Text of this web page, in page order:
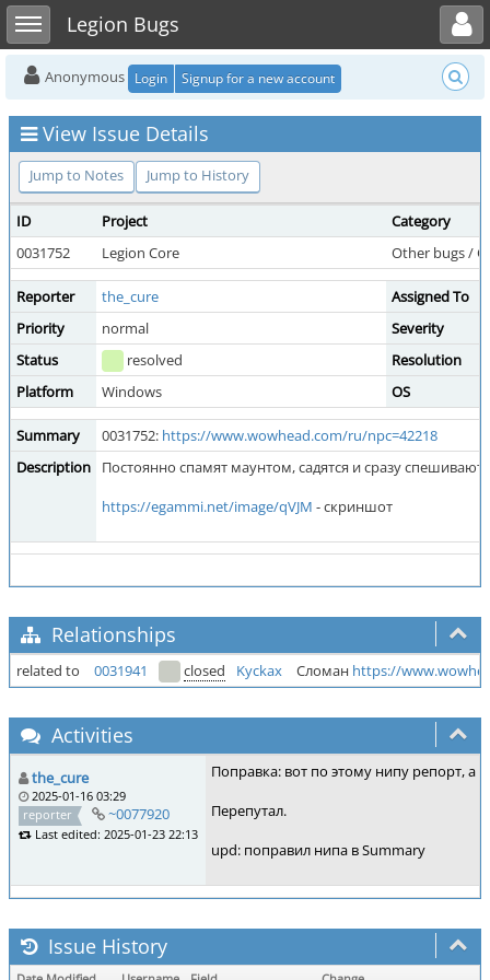
Toggle sidebarLegion Bugs
Toggle user menu
Anonymous Login Signup for a new account
View Issue Details
Jump to Notes Jump to History
ID Project
Category
0031752
Legion Core Other bugs /
Reporter the_cure
Assigned To
Priority
normal
Severity
Status
resolved
Resolution
Platform
Windows OS
Summary 0031752: https://www.wowhead.com/ru/npc=42218
Description
Постоянно спамят маунтом, садятся и сразу
https://egammi.net/image/qVJM - скриншот
Relationships
related to 0031941 closed Kyckax Сломан https://
Activities
the_cure
2025-01-16 03:29
reporter
~0077920
Last edited: 2025-01-23 22:13
Поправка: вот по этому нипу репорт, а
Перепутал.
upd: поправил нипа в Summary
Issue History